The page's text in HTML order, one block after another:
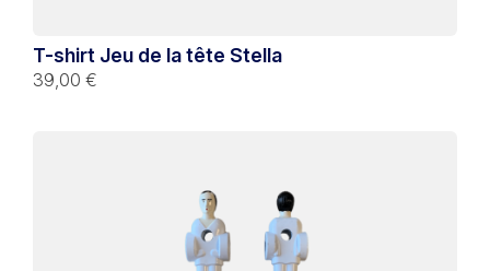
T-shirt Jeu de la tête Stella
39,00 €